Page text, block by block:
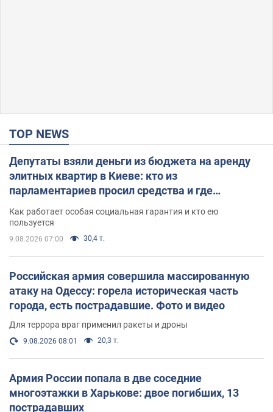
TOP NEWS
Депутаты взяли деньги из бюджета на аренду
элитных квартир в Киеве: кто из
парламентариев просил средства и где
поселился
Как работает особая социальная гарантия и кто ею
пользуется
9.08.2026 07:00 30,4 т.
Российская армия совершила массированную
атаку на Одессу: горела историческая часть
города, есть пострадавшие. Фото и видео
Для террора враг применил ракеты и дроны
9.08.2026 08:01 20,3 т.
Армия России попала в две соседние
многоэтажки в Харькове: двое погибших, 13
пострадавших